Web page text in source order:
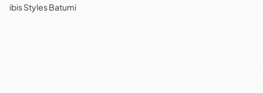
ibis Styles Batumi